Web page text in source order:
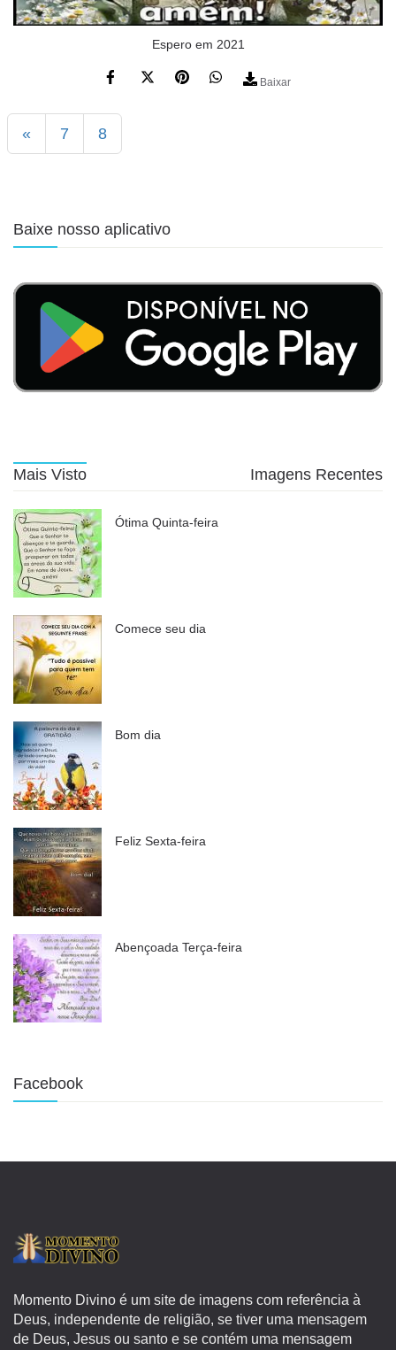
Espero em 2021
Baixar
« 7 8
Baixe nosso aplicativo
Mais Visto Imagens Recentes
Ótima Quinta-feira
Comece seu dia
Bom dia
Feliz Sexta-feira
Abençoada Terça-feira
Facebook
Momento Divino é um site de imagens com referência à
Deus, independente de religião, se tiver uma mensagem
de Deus, Jesus ou santo e se contém uma mensagem